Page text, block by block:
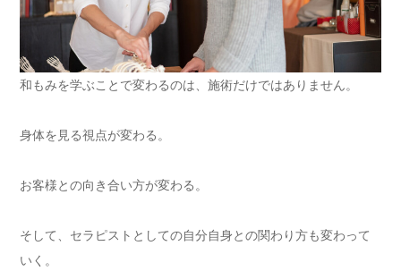
和もみを学ぶことで変わるのは、施術だけではありません。
身体を見る視点が変わる。
お客様との向き合い方が変わる。
そして、セラピストとしての自分自身との関わり方も変わって
いく。